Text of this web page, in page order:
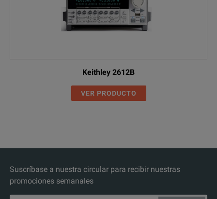
Keithley 2612B
VER PRODUCTO
Suscríbase a nuestra circular para recibir nuestras
promociones semanales